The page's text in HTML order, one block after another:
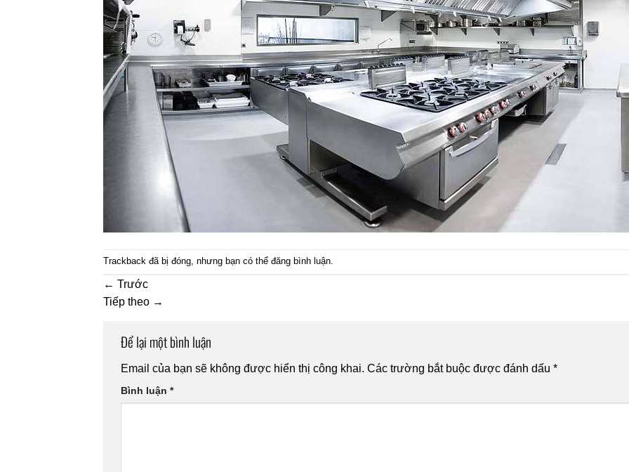
Trackback đã bị đóng, nhưng bạn có thể đăng bình luận.
← Trước
Tiếp theo →
Để lại một bình luận
Email của bạn sẽ không được hiển thị công khai. Các trường bắt buộc được đánh dấu *
Bình luận *